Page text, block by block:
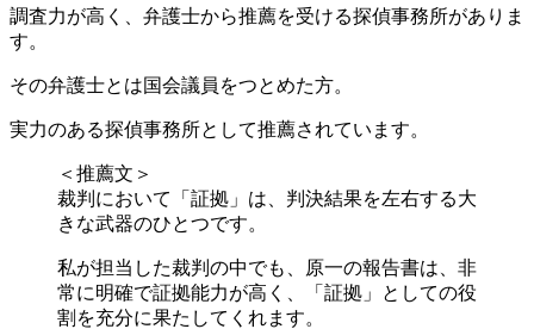
調査力が高く、弁護士から推薦を受ける探偵事務所がありま
す。
その弁護士とは国会議員をつとめた方。
実力のある探偵事務所として推薦されています。
＜推薦文＞
裁判において「証拠」は、判決結果を左右する大
きな武器のひとつです。
私が担当した裁判の中でも、原一の報告書は、非
常に明確で証拠能力が高く、「証拠」としての役
割を充分に果たしてくれます。